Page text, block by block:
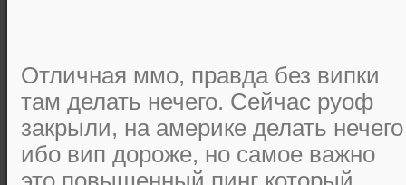
Отличная ммо, правда без випки
там делать нечего. Сейчас руоф
закрыли, на америке делать нечего
ибо вип дороже, но самое важно